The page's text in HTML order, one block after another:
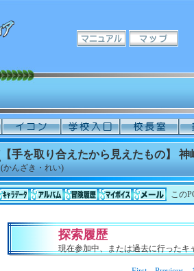
【手を取り合えたから見えたもの】
(かんざき・れい)
この
探索履歴
現在参加中、または過去に行った